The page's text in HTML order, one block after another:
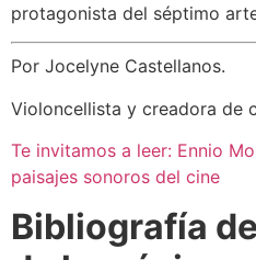
protagonista del séptimo
Por Jocelyne Castellanos.
Violoncellista y creadora de
Te invitamos a leer: Ennio
paisajes sonoros del cine
Bibliografía